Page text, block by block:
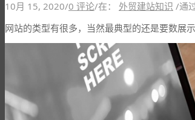
10月 15, 2020/0 评论/在： 外贸建站知识 /通
网站的类型有很多，当然最典型的还是要数展